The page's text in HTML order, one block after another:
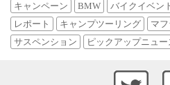
キャンペーン
BMW バイクイベン
レポート
キャンプツーリング マ
サスペンション
ピックアップニュー